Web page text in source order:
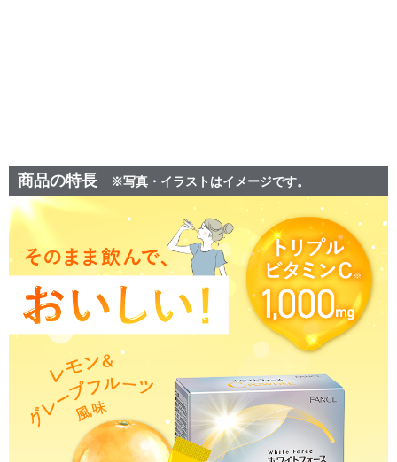
商品の特長 ※写真・イラストはイメージです。